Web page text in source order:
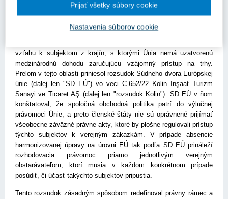
Právna úprava prístupu hospodárskych subjektov z tretích krajín
na trh verejného obstarávania v Európskej únii bola dlhodobo
vzťahu k subjektom z krajín, s ktorými Únia nemá uzatvorenú
medzinárodnú dohodu zaručujúcu vzájomný prístup na trhy.
Prelom v tejto oblasti priniesol rozsudok Súdneho dvora Európskej
únie (ďalej len "SD EÚ") vo veci C-652/22 Kolin Inşaat Turizm
Sanayi ve Ticaret AŞ (ďalej len "rozsudok Kolin"). SD EÚ v ňom
konštatoval, že spoločná obchodná politika patrí do výlučnej
právomoci Únie, a preto členské štáty nie sú oprávnené prijímať
všeobecne záväzné právne akty, ktoré by plošne regulovali prístup
týchto subjektov k verejným zákazkám. V prípade absencie
harmonizovanej úpravy na úrovni EÚ tak podľa SD EÚ prináleží
rozhodovacia právomoc priamo jednotlivým verejným
obstarávateľom, ktorí musia v každom konkrétnom prípade
posúdiť, či účasť takýchto subjektov pripustia.
Tento rozsudok zásadným spôsobom redefinoval právny rámec a
Nastavenia súborov cookie
Prijať všetky súbory cookie